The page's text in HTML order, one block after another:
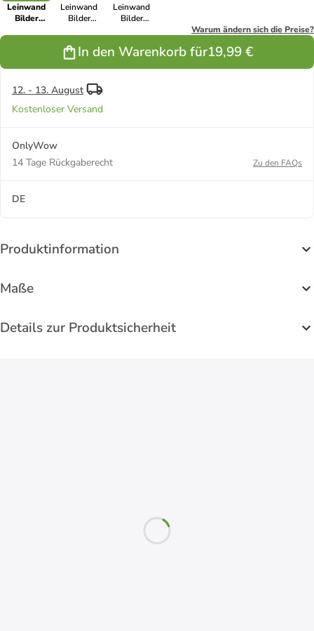
Leinwand
Bilder
Leinwand
Bilder
Leinwand
Bilder
Warum ändern sich die Preise?
In den Warenkorb für19,99 €
12. - 13. August
Kostenloser Versand
OnlyWow
14 Tage Rückgaberecht
Zu den FAQs
DE
Produktinformation
Maße
Details zur Produktsicherheit